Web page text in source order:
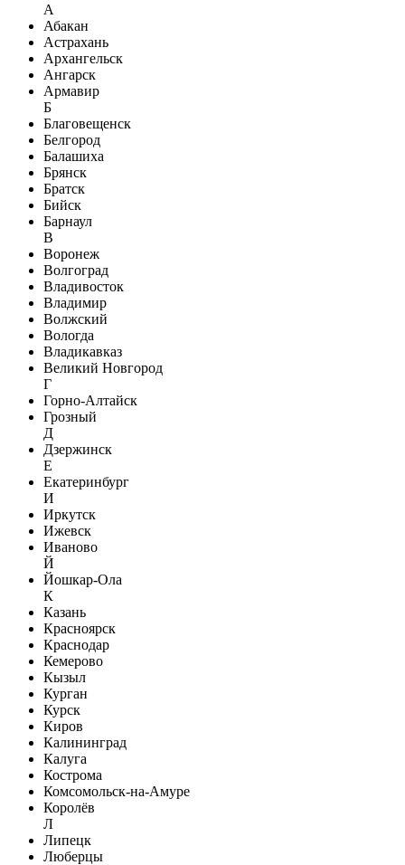
А
Абакан
Астрахань
Архангельск
Ангарск
Армавир
Б
Благовещенск
Белгород
Балашиха
Брянск
Братск
Бийск
Барнаул
В
Воронеж
Волгоград
Владивосток
Владимир
Волжский
Вологда
Владикавказ
Великий Новгород
Г
Горно-Алтайск
Грозный
Д
Дзержинск
Е
Екатеринбург
И
Иркутск
Ижевск
Иваново
Й
Йошкар-Ола
К
Казань
Красноярск
Краснодар
Кемерово
Кызыл
Курган
Курск
Киров
Калининград
Калуга
Кострома
Комсомольск-на-Амуре
Королёв
Л
Липецк
Люберцы